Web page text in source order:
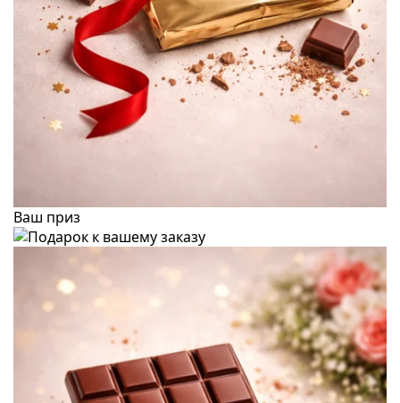
Ваш приз